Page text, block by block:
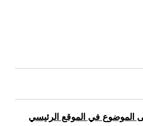
الموضوع في الموقع الرئيسي